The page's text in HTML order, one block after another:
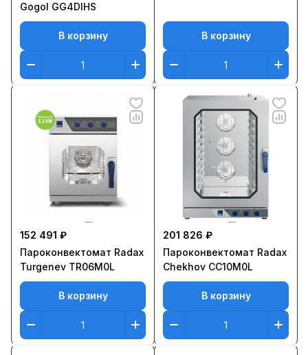
Gogol GG4DIHS
В корзину В корзину
152 491 ₽
Пароконвектомат Radax
Turgenev TR06M0L
В корзину
201 826 ₽
Пароконвектомат Radax
Chekhov CC10M0L
В корзину